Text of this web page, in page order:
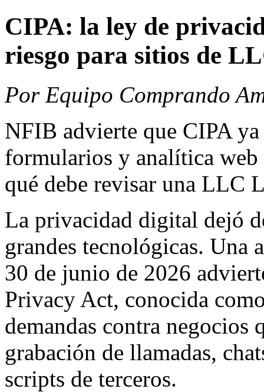
CIPA: la ley de
riesgo para sitios de
Por Equipo Comprando
NFIB advierte que CIPA ya
formularios y analítica
qué debe revisar una LLC
La privacidad digital dejó
grandes tecnológicas. Una
30 de junio de 2026
Privacy Act, conocida
demandas contra negocios
grabación de llamadas,
scripts de terceros.